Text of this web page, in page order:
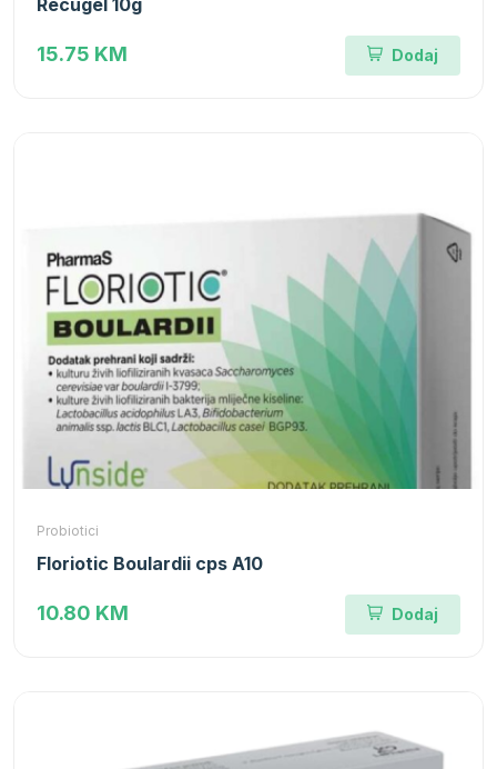
Recugel 10g
15.75 KM Dodaj
Probiotici
Floriotic Boulardii cps A10
10.80 KM Dodaj